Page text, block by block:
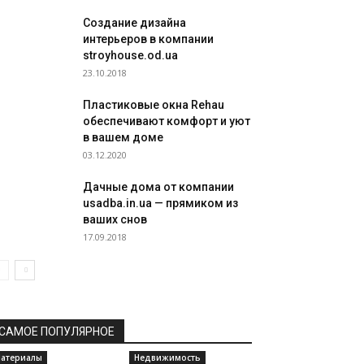
Создание дизайна
интерьеров в компании
stroyhouse.od.ua
23.10.2018
Пластиковые окна Rehau
обеспечивают комфорт и уют
в вашем доме
03.12.2020
Дачные дома от компании
usadba.in.ua — прямиком из
ваших снов
17.09.2018
ПОПУЛЯРНОЕ
Недвижимость